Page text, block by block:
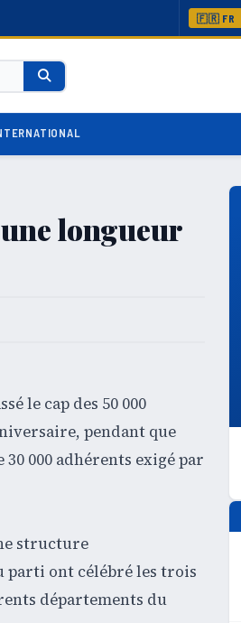
🇫🇷 FR
longueur
le cap des 50 000
pendant que
000 adhérents exigé par
structure
parti ont célébré les trois
départements du